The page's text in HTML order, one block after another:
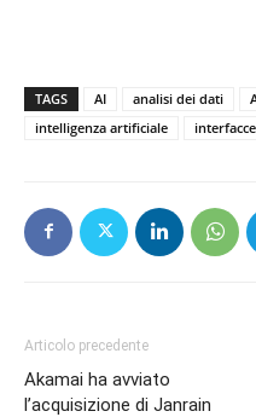
TAGS AI analisi dei dati
intelligenza artificiale
Articolo precedente
Akamai ha avviato
l’acquisizione di Janrain